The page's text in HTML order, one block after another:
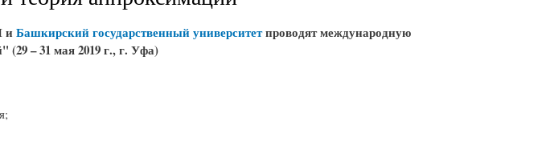
иБашкирский государственный университетпроводят международную
– 31 мая 2019 г., г. Уфа)